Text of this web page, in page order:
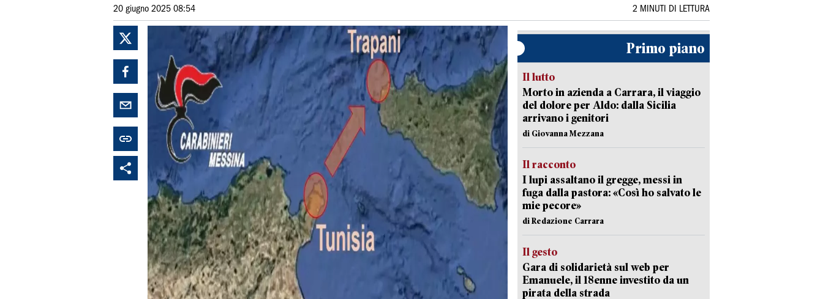
20 giugno 2025 08:54 2 MINUTI DI LETTURA
Primo piano
Il lutto
Morto in azienda a Carrara, il viaggio
del dolore per Aldo: dalla Sicilia
arrivano i genitori
di Giovanna Mezzana
Il racconto
I lupi assaltano il gregge, messi in
fuga dalla pastora: «Così ho salvato le
mie pecore»
di Redazione Carrara
Il gesto
Gara di solidarietà sul web per
Emanuele, il 18enne investito da un
pirata della strada